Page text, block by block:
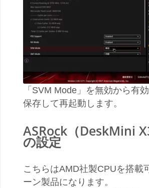
「SVM Mode」を無効から有
保存して再起動します。
ASRock（DeskMini
の設定
こちらはAMD社製CPUを搭載
ーン製品になります。